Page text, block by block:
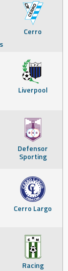
Cerro
Liverpool
Defensor
Sporting
Cerro Largo
Racing